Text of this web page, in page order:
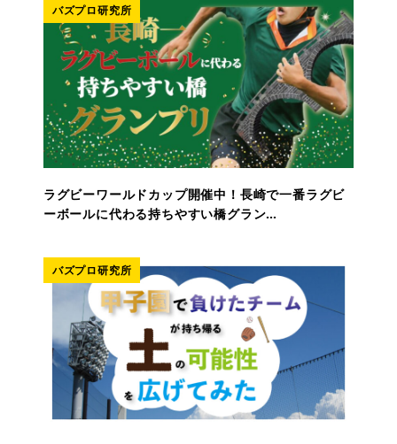
バズプロ研究所
ラグビーワールドカップ開催中！長崎で一番ラグビ
ーボールに代わる持ちやすい橋グラン…
バズプロ研究所